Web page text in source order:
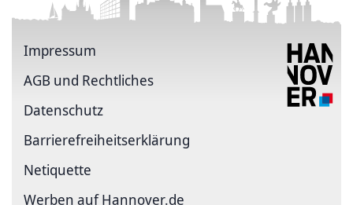
Impressum
AGB und Rechtliches
Datenschutz
Barriere­freiheits­erklärung
Netiquette
Werben auf Hannover.de